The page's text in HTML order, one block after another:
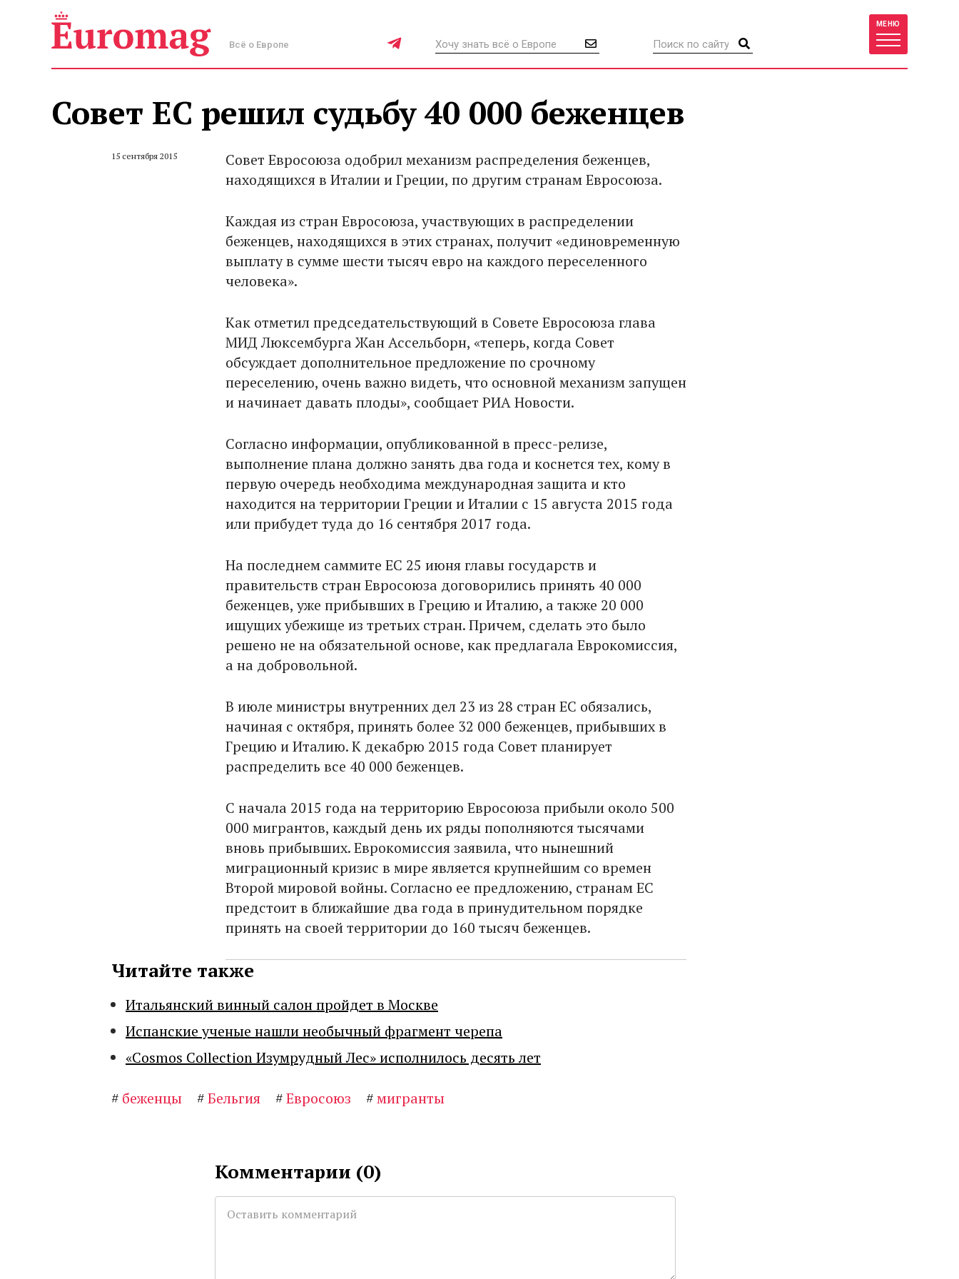
Всё о Европе
МЕНЮ
Совет ЕС решил судьбу 40 000 беженцев
15 сентября 2015
Совет Евросоюза одобрил механизм распределения беженцев,
находящихся в Италии и Греции, по другим странам Евросоюза.
Каждая из стран Евросоюза, участвующих в распределении
беженцев, находящихся в этих странах, получит «единовременную
выплату в сумме шести тысяч евро на каждого переселенного
человека».
Как отметил председательствующий в Совете Евросоюза глава
МИД Люксембурга Жан Ассельборн, «теперь, когда Совет
обсуждает дополнительное предложение по срочному
переселению, очень важно видеть, что основной механизм запущен
и начинает давать плоды», сообщает РИА Новости.
Согласно информации, опубликованной в пресс-релизе,
выполнение плана должно занять два года и коснется тех, кому в
первую очередь необходима международная защита и кто
находится на территории Греции и Италии с 15 августа 2015 года
или прибудет туда до 16 сентября 2017 года.
На последнем саммите ЕС 25 июня главы государств и
правительств стран Евросоюза договорились принять 40 000
беженцев, уже прибывших в Грецию и Италию, а также 20 000
ищущих убежище из третьих стран. Причем, сделать это было
решено не на обязательной основе, как предлагала Еврокомиссия,
а на добровольной.
В июле министры внутренних дел 23 из 28 стран ЕС обязались,
начиная с октября, принять более 32 000 беженцев, прибывших в
Грецию и Италию. К декабрю 2015 года Совет планирует
распределить все 40 000 беженцев.
С начала 2015 года на территорию Евросоюза прибыли около 500
000 мигрантов, каждый день их ряды пополняются тысячами
вновь прибывших. Еврокомиссия заявила, что нынешний
миграционный кризис в мире является крупнейшим со времен
Второй мировой войны. Согласно ее предложению, странам ЕС
предстоит в ближайшие два года в принудительном порядке
принять на своей территории до 160 тысяч беженцев.
Читайте также
Итальянский винный салон пройдет в Москве
Испанские ученые нашли необычный фрагмент черепа
«Cosmos Collection Изумрудный Лес» исполнилось десять лет
# беженцы #Бельгия #Евросоюз #мигранты
Комментарии (0)